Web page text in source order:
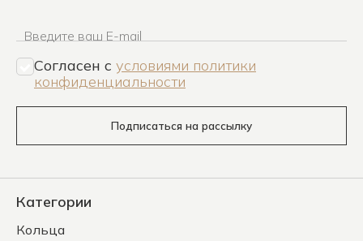
Введите ваш E-mail
Согласен c условиями политики
конфиденциальности
Подписаться на рассылку
Категории
Кольца